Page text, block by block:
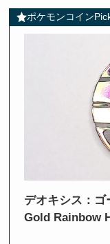
ポケモンコイン
デオキシス：
Gold Rainbow